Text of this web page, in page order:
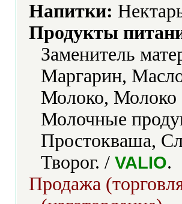
Напитки:
Продукты
Заменитель
Маргарин,
Молоко, Молоко
Молочные
Простокваша,
Творог. / VALIO.
Продажа